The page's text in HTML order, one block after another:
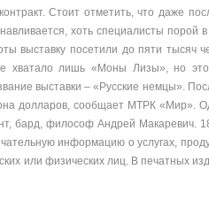
Стоит отметить, что даже
хоть специалисты
выставку посетили до пяти тысяч
хватало лишь «Моны Лизы», но
выставки – «Русские немцы».
долларов, сообщает МТРК «Мир».
бард, философ Андрей Макаревич.
информацию о услугах,
или физических лиц. В печатных